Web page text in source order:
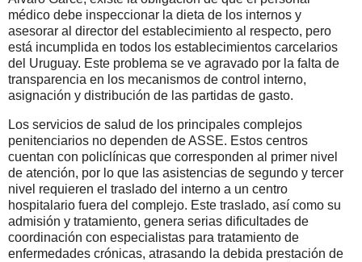
médico debe inspeccionar la dieta de los internos y
asesorar al director del establecimiento al respecto, pero
está incumplida en todos los establecimientos carcelarios
del Uruguay. Este problema se ve agravado por la falta de
transparencia en los mecanismos de control interno,
asignación y distribución de las partidas de gasto.
Los servicios de salud de los principales complejos
penitenciarios no dependen de ASSE. Estos centros
cuentan con policlínicas que corresponden al primer nivel
de atención, por lo que las asistencias de segundo y tercer
nivel requieren el traslado del interno a un centro
hospitalario fuera del complejo. Este traslado, así como su
admisión y tratamiento, genera serias dificultades de
coordinación con especialistas para tratamiento de
enfermedades crónicas, atrasando la debida prestación de